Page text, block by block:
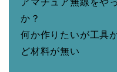
アマチュア無線をや
か？
何か作りたいが工具
ど材料が無い